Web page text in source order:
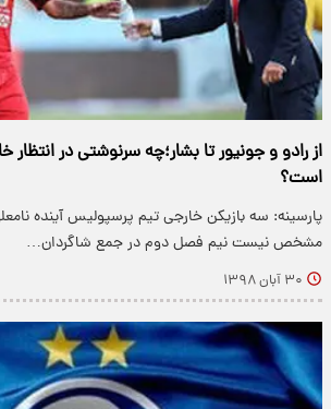
از رادو و جونیور تا بشار؛چه سرنوشتی در
است؟
پارسینه: سه بازیکن خارجی تیم پرسپولیس آینده
مشخص نیست نیم فصل دوم در جمع شاگردان…
۳۰ آبان ۱۳۹۸